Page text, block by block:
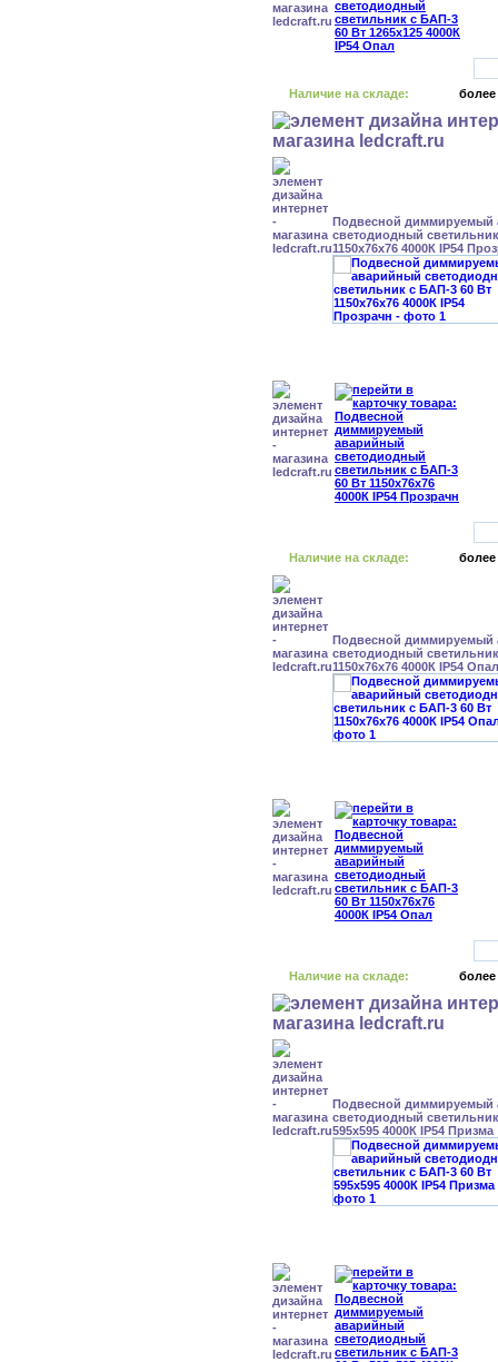
Наличие на складе: более
Подвесной диммируемый
светодиодный
1150x76x76 4000К IP54
Наличие на складе: более
Подвесной диммируемый
светодиодный
1150x76x76 4000К IP54 Опал
Наличие на складе: более
Подвесной диммируемый
светодиодный
595x595 4000К IP54 Призма